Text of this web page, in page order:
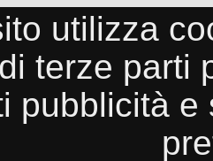
utilizza
terze parti
pubblicità